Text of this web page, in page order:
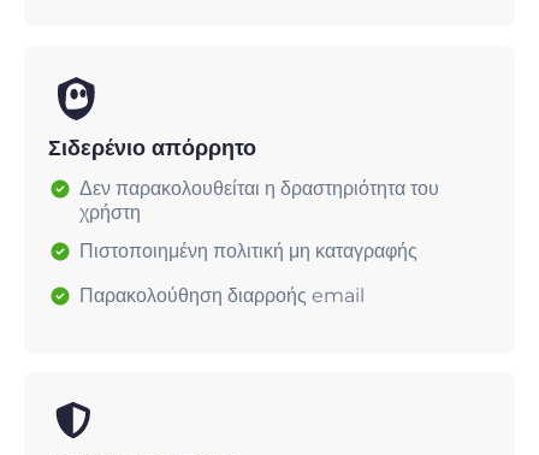
Σιδερένιο απόρρητο
Δεν παρακολουθείται η δραστηριότητα του
χρήστη
Πιστοποιημένη πολιτική μη καταγραφής
Παρακολούθηση διαρροής email